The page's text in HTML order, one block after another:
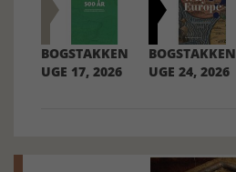
BOGSTAKKEN
UGE 17, 2026
BOGSTAKKEN
UGE 24, 2026